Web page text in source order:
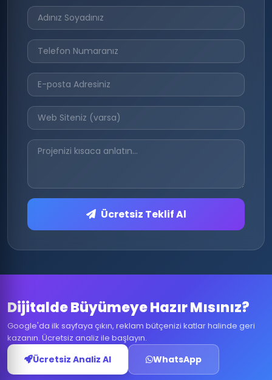
Ücretsiz Teklif Al
Dijitalde Büyümeye Hazır Mısınız?
Google'da ilk sayfaya çıkın, reklam bütçenizi katlar halinde geri
kazanın. Ücretsiz analiz ile başlayın.
Ücretsiz Analiz Al WhatsApp